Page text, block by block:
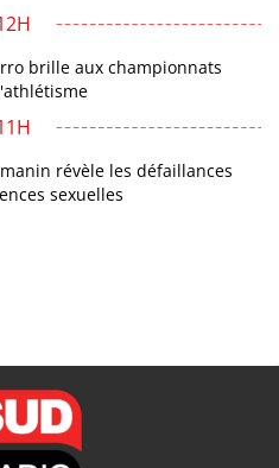
brille aux championnats
révèle les défaillances
sexuelles